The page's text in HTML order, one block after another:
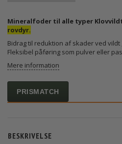
Mineralfoder til alle typer
rovdyr.
Bidrag til reduktion af skader ved vildt
Fleksibel påføring som pulver eller
Mere information
PRISMATCH
BESKRIVELSE